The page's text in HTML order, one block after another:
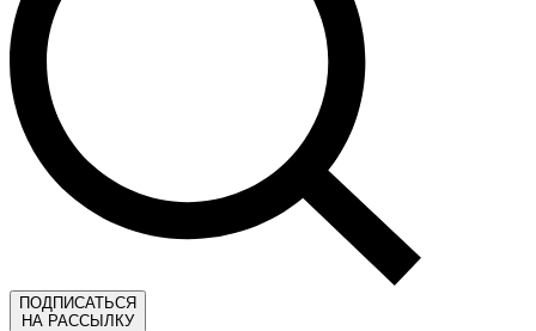
ПОДПИСАТЬСЯ
НА РАССЫЛКУ